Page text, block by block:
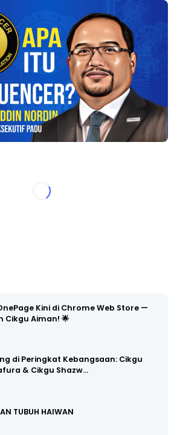
Kini di Chrome Web Store —
Cikgu Aiman! 🌟
di Peringkat Kebangsaan: Cikgu
& Cikgu Shazw…
TUBUH HAIWAN